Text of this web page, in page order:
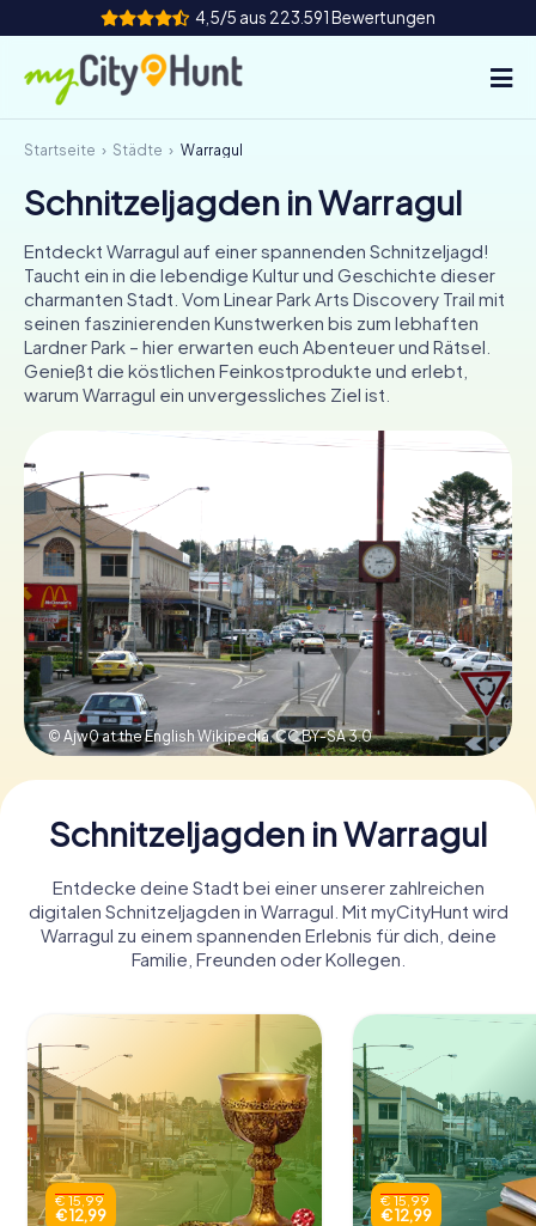
4,5/5 aus 223.591 Bewertungen
So funktioniert's
Städte
Touren
Teamevent
Tickets
AT
ES
IT
Tickets buchen
Gutscheine bestellen
Startseite Städte Warragul
Schnitzeljagden in Warragul
Entdeckt Warragul auf einer spannenden Schnitzeljagd!
Taucht ein in die lebendige Kultur und Geschichte dieser
charmanten Stadt. Vom Linear Park Arts Discovery Trail mit
seinen faszinierenden Kunstwerken bis zum lebhaften
Lardner Park – hier erwarten euch Abenteuer und Rätsel.
Genießt die köstlichen Feinkostprodukte und erlebt,
warum Warragul ein unvergessliches Ziel ist.
© Ajw0 at the English Wikipedia,CC BY-SA 3.0
Schnitzeljagden in Warragul
Entdecke deine Stadt bei einer unserer zahlreichen
digitalen Schnitzeljagden in Warragul. Mit myCityHunt wird
Warragul zu einem spannenden Erlebnis für dich, deine
Familie, Freunden oder Kollegen.
€ 15,99
€ 12,99
€ 15,99
€ 12,99